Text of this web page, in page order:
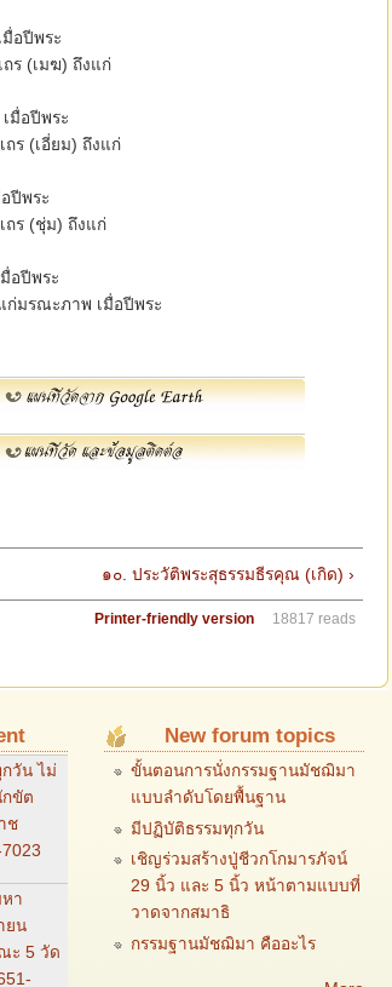
มื่อปีพระ
ร (เมฆ) ถึงแก่
มื่อปีพระ
ร (เอี่ยม) ถึงแก่
ปีพระ
ถร (ชุ่ม) ถึงแก่
อปีพระ
มรณะภาพ เมื่อปีพระ
๑๐. ประวัติพระสุธรรมธีรคุณ (เกิด) ›
Printer-friendly version 18817 reads
วัน ไม่
กขัต
ช
า
ยน
ะ 5 วัด
New forum topics
ขั้นตอนการนั่งกรรมฐานมัชฌิมา
แบบลำดับโดยพื้นฐาน
มีปฏิบัติธรรมทุกวัน
เชิญร่วมสร้างปู่ชีวกโกมารภัจน์
29 นิ้ว และ 5 นิ้ว หน้าตามแบบที่
วาดจากสมาธิ
กรรมฐานมัชฌิมา คืออะไร